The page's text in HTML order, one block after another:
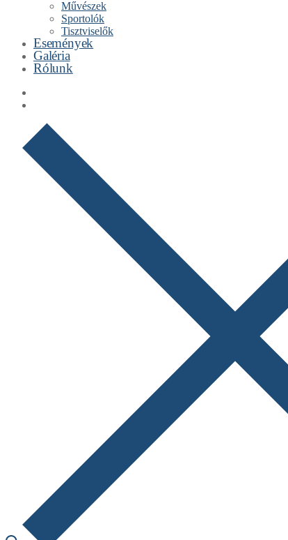
Művészek
Sportolók
Tisztviselők
Események
Galéria
Rólunk